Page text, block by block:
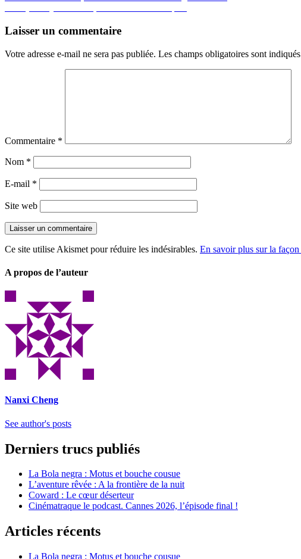
de
l’article
Laisser un commentaire
Votre adresse e-mail ne sera pas publiée. Les champs obligatoires sont
Commentaire *
Nom *
E-mail *
Site web
Ce site utilise Akismet pour réduire les indésirables. En savoir plus sur la
A propos de l’auteur
Nanxi Cheng
See author's posts
Derniers trucs publiés
La Bola negra : Motus et bouche cousue
L’aventure rêvée : A la frontière de la nuit
Coward : Le cœur déserteur
Cinématraque le podcast. Cannes 2026, l’épisode final !
Articles récents
La Bola negra : Motus et bouche cousue